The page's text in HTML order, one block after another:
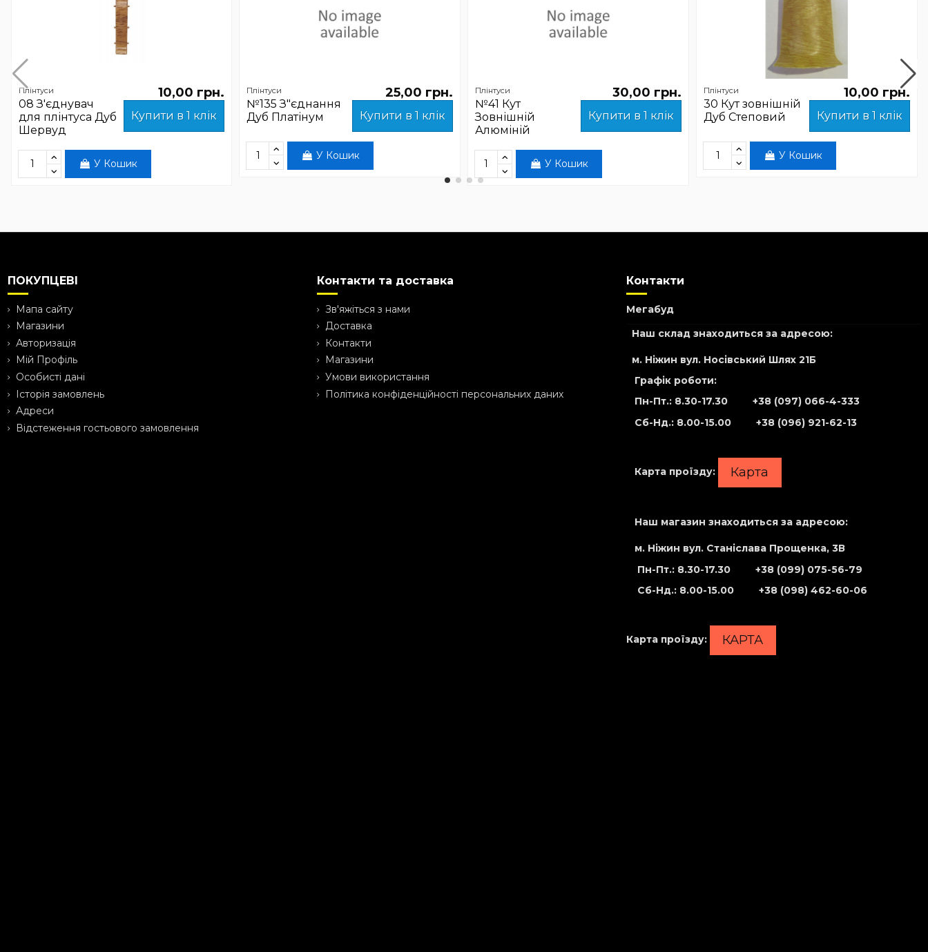
Плінтуси
08 З'єднувач
для плінтуса Дуб
Шервуд
10,00 грн.
Купити в 1 клік
У Кошик
Плінтуси
№135 З"єднання
Дуб Платінум
25,00 грн.
Купити в 1 клік
У Кошик
Плінтуси
№41 Кут
Зовнішній
Алюміній
30,00 грн.
Купити в 1 клік
У Кошик
Плінтуси
30 Кут зовнішній
Дуб Степовий
10,00 грн.
Купити в 1 клік
У Кошик
ПОКУПЦЕВІ
Мапа сайту
Магазини
Авторизація
Мій Профіль
Особисті дані
Історія замовлень
Адреси
Відстеження гостьового замовлення
Контакти та доставка
Зв'яжіться з нами
Доставка
Контакти
Магазини
Умови використання
Політика конфіденційності персональних даних
Контакти
Мегабуд
Наш склад знаходиться за адресою:
м. Ніжин вул. Носівський Шлях 21Б
Графік роботи:
Пн-Пт.: 8.30-17.30 +38 (097) 066-4-333
Сб-Нд.: 8.00-15.00 +38 (096) 921-62-13
Карта проїзду: Карта
Наш магазин знаходиться за адресою:
м. Ніжин вул. Станіслава Прощенка, 3В
Пн-Пт.: 8.30-17.30 +38 (099) 075-56-79
Сб-Нд.: 8.00-15.00 +38 (098) 462-60-06
Карта проїзду: КАРТА